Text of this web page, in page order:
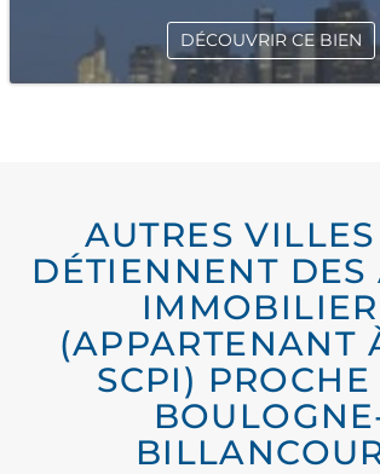
DÉCOUVRIR CE BIEN
AUTRES
DÉTIENNENT DES
(APPARTENANT
SCPI) PROCHE